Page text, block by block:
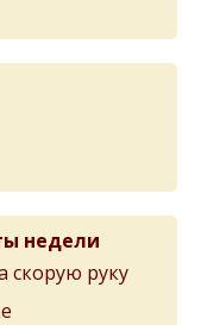
недели
скорую руку